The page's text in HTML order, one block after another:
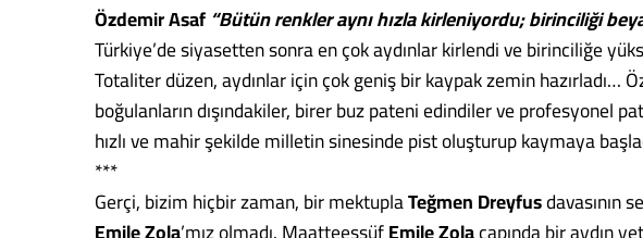
Özdemir Asaf“Bütün renkler aynı hızla kirleniyordu; birinciliği
Türkiye’de siyasetten sonra en çok aydınlar kirlendi ve birinciliğe
Totaliter düzen, aydınlar için çok geniş bir kaypak zemin hazırladı…
boğulanların dışındakiler, birer buz pateni edindiler ve profesyonel
hızlı ve mahir şekilde milletin sinesinde pist oluşturup kaymaya
***
Gerçi, bizim hiçbir zaman, bir mektuplaTeğmen Dreyfusdavasının